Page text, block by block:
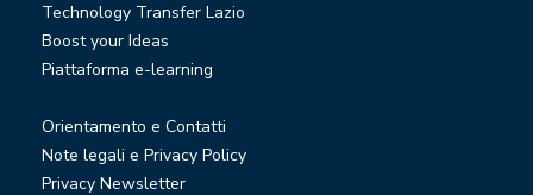
Technology Transfer Lazio
Boost your Ideas
Piattaforma e-learning
Orientamento e Contatti
Note legali e Privacy Policy
Privacy Newsletter